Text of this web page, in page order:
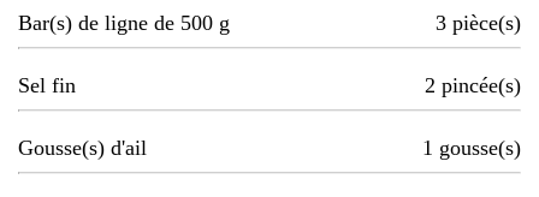
Bar(s) de ligne de 500 g
3 pièce(s)
Sel fin 2 pincée(s)
Gousse(s) d'ail 1 gousse(s)